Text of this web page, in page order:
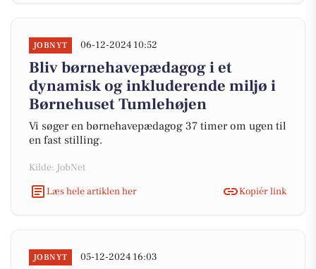
JOBNYT 06-12-2024 10:52
Bliv børnehavepædagog i et
dynamisk og inkluderende miljø i
Børnehuset Tumlehøjen
Vi søger en børnehavepædagog 37 timer om ugen til
en fast stilling.
Kilde: JobNet
Læs hele artiklen her
Kopiér link
JOBNYT 05-12-2024 16:03